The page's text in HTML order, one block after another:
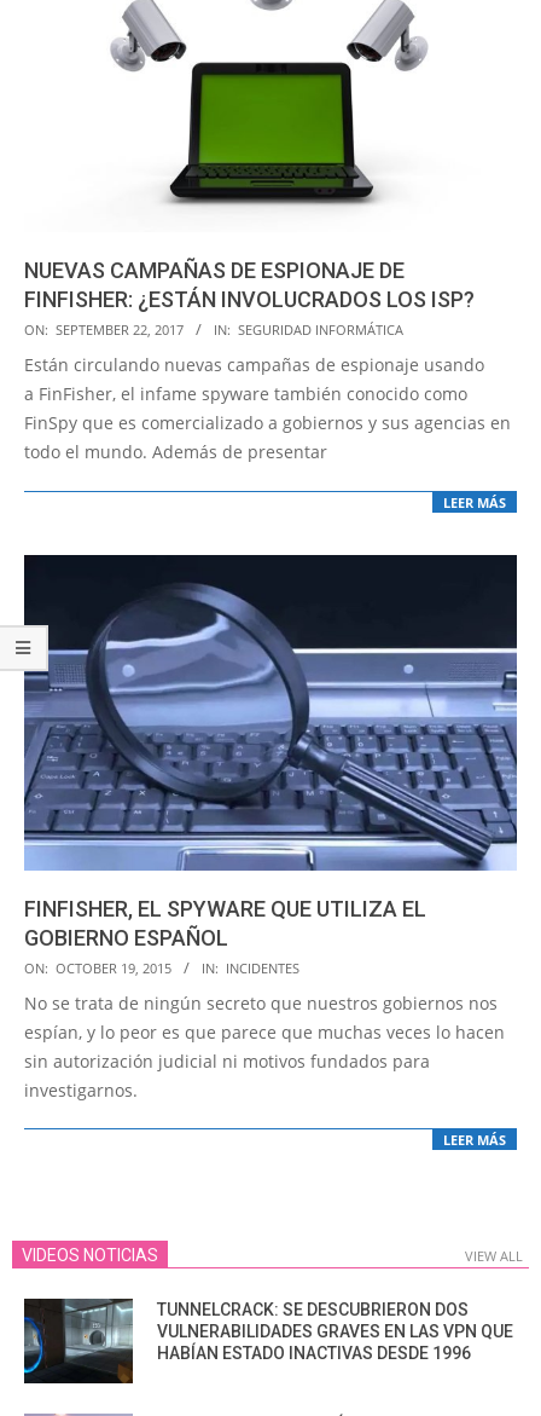
NUEVAS CAMPAÑAS DE ESPIONAJE DE
FINFISHER: ¿ESTÁN INVOLUCRADOS LOS ISP?
2017-
09-
22
ON: SEPTEMBER 22, 2017 IN: SEGURIDAD INFORMÁTICA
Están circulando nuevas campañas de espionaje usando
a FinFisher, el infame spyware también conocido como
FinSpy que es comercializado a gobiernos y sus agencias en
todo el mundo. Además de presentar
LEER MÁS
FINFISHER, EL SPYWARE QUE UTILIZA EL
GOBIERNO ESPAÑOL
2015-
10-
ON: OCTOBER 19, 2015 IN: INCIDENTES
No se trata de ningún secreto que nuestros gobiernos nos
espían, y lo peor es que parece que muchas veces lo hacen
sin autorización judicial ni motivos fundados para
investigarnos.
LEER MÁS
VIDEOS NOTICIAS VIEW ALL
TUNNELCRACK: SE DESCUBRIERON DOS
VULNERABILIDADES GRAVES EN LAS VPN QUE
HABÍAN ESTADO INACTIVAS DESDE 1996